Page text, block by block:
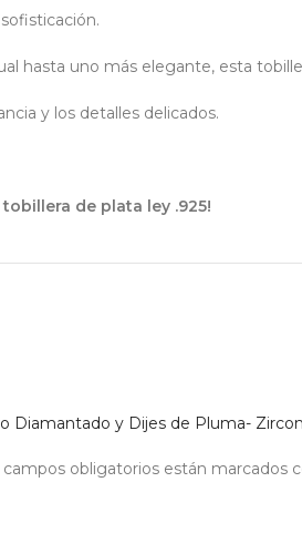
hasta uno más elegante, esta
y los detalles delicados.
de plata ley .925!
Diamantado y Dijes de Pluma-
campos obligatorios están marcados